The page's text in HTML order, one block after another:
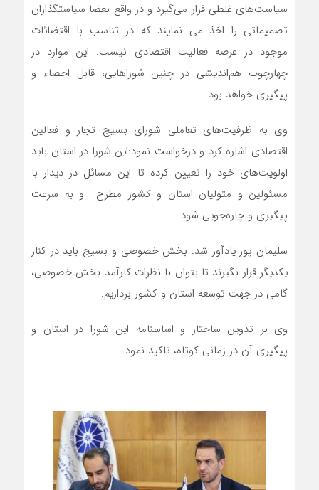
سیاست‌های غلطی قرار می‌گیرد و در واقع بعضا سیاستگذاران
تصمیماتی را اخذ می نمایند که در تناسب با اقتضائات
موجود در عرصه فعالیت اقتصادی نیست. این موارد در
چهارچوب هم‌اندیشی در چنین شوراهایی، قابل احصاء و
پیگیری خواهد بود.
وی به ظرفیت‌های تعاملی شورای بسیج تجار و فعالین
اقتصادی اشاره کرد و درخواست نمود:این شورا در استان باید
اولویت‌های خود را تعیین کرده تا این مسائل در دیدار با
مسئولین و متولیان استان و کشور مطرح و به سرعت
پیگیری و چاره‌جویی شود.
سلیمان پور یادآور شد: بخش خصوصی و بسیج باید در کنار
یکدیگر قرار بگیرند تا بتوان با نظرات کارآمد بخش خصوصی،
گامی در جهت توسعه استان و کشور برداریم.
وی بر تدوین ساختار و اساسنامه این شورا در استان و
پیگیری آن در زمانی کوتاه، تاکید نمود.